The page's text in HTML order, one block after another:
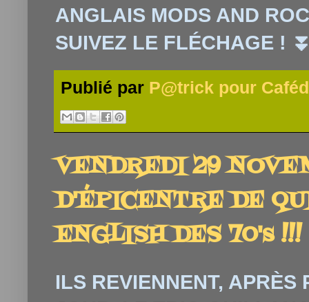
ANGLAIS MODS AND
SUIVEZ LE FLÉCHAGE !
Publié par P@trick pour
VENDREDI 29
D'ÉPICENTRE DE
ENGLISH DES 70's !!!
ILS REVIENNENT, APRÈS